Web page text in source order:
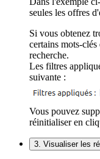
seules les offres
Si vous obtenez
certains mots-
recherche.
Les filtres
suivante :
Vous pouvez
réinitialiser en
3. Visualiser les